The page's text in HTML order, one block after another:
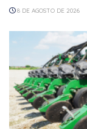
8 DE AGOSTO DE 2026